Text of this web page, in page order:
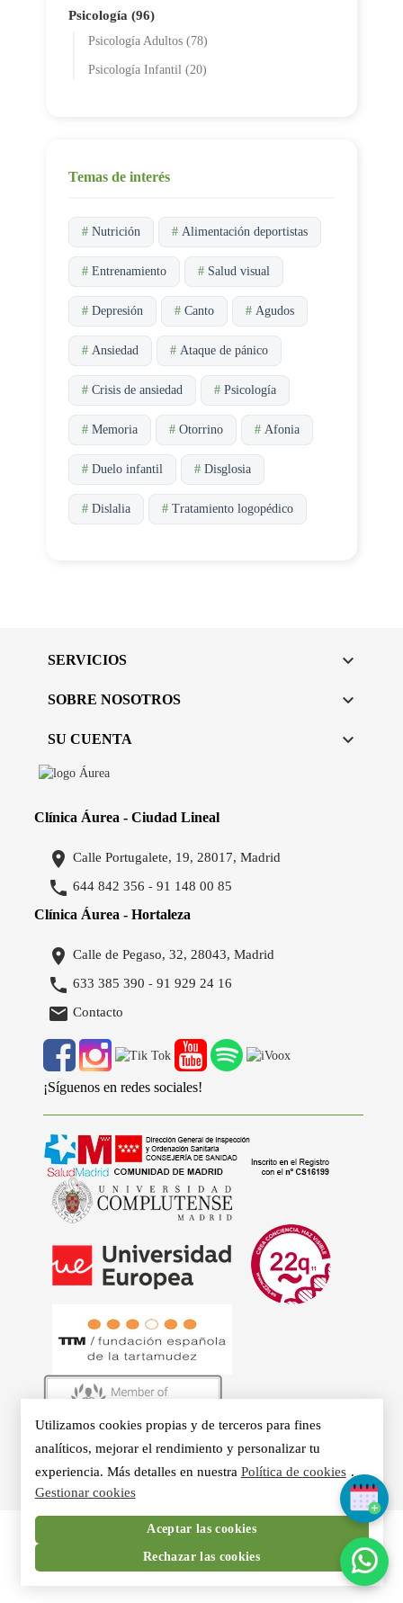
Psicología (96)
Psicología Adultos (78)
Psicología Infantil (20)
Temas de interés
# Nutrición # Alimentación deportistas
# Entrenamiento # Salud visual
# Depresión # Canto # Agudos
# Ansiedad # Ataque de pánico
# Crisis de ansiedad # Psicología
# Memoria # Otorrino # Afonia
# Duelo infantil # Disglosia
# Dislalia # Tratamiento logopédico
SERVICIOS 
SOBRE NOSOTROS 
SU CUENTA 
Clínica Áurea - Ciudad Lineal
 Calle Portugalete, 19, 28017, Madrid
 644 842 356 -91 148 00 85
Clínica Áurea - Hortaleza
 Calle de Pegaso, 32, 28043, Madrid
 633 385 390 -91 929 24 16
 Contacto
¡Síguenos en redes sociales!
© 2026 - Clínicas Aurea. Especialistas en Logopedia,
Otorrino, Psicología, Voz Profesional y Nutrición en Madrid.
Utilizamos cookies propias y de terceros para fines
analíticos, mejorar el rendimiento y personalizar tu
experiencia. Más detalles en nuestra Política de cookies .
Gestionar cookies
Aceptar las cookies
Rechazar las cookies